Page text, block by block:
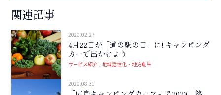
関連記事
2020.02.27
4月22日が「道の駅の日」に! キャンピング
カーで出かけよう
サービス紹介 地域活性化・地方創生
2020.08.31